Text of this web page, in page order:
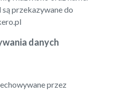
przekazywane do
danych
przez